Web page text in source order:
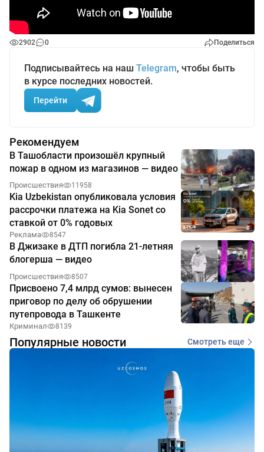
2902 0 Поделиться
Подписывайтесь на наш Telegram, чтобы быть
в курсе последних новостей.
Перейти
Рекомендуем
В Ташобласти произошёл крупный
пожар в одном из магазинов — видео
Происшествия 11958
Kia Uzbekistan опубликовала условия
рассрочки платежа на Kia Sonet со
ставкой от 0% годовых
Реклама 8547
В Джизаке в ДТП погибла 21-летняя
блогерша — видео
Происшествия 8507
Присвоено 7,4 млрд сумов: вынесен
приговор по делу об обрушении
путепровода в Ташкенте
Криминал 8139
Популярные новости Смотреть еще